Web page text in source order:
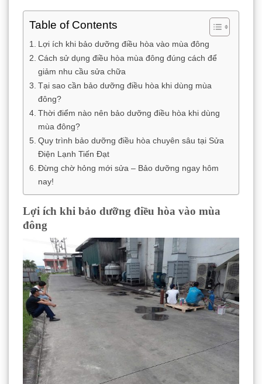
Table of Contents
Lợi ích khi bảo dưỡng điều hòa vào mùa đông
Cách sử dụng điều hòa mùa đông đúng cách để
giảm nhu cầu sửa chữa
Tại sao cần bảo dưỡng điều hòa khi dùng mùa
đông?
Thời điểm nào nên bảo dưỡng điều hòa khi dùng
mùa đông?
Quy trình bảo dưỡng điều hòa chuyên sâu tại Sửa
Điện Lạnh Tiến Đạt
Đừng chờ hỏng mới sửa – Bảo dưỡng ngay hôm
nay!
Lợi ích khi bảo dưỡng điều hòa vào mùa
đông